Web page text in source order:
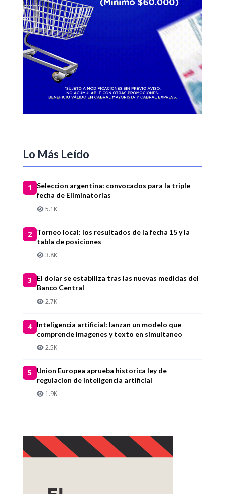
Lo Más Leído
1
Seleccion argentina: convocados para la triple
fecha de Eliminatorias
5.1K
2
Torneo local: los resultados de la fecha 15 y la
tabla de posiciones
3.8K
3
El dolar se estabiliza tras las nuevas medidas del
Banco Central
2.7K
4
Inteligencia artificial: lanzan un modelo que
comprende imagenes y texto en simultaneo
2.5K
5
Union Europea aprueba historica ley de
regulacion de inteligencia artificial
1.9K